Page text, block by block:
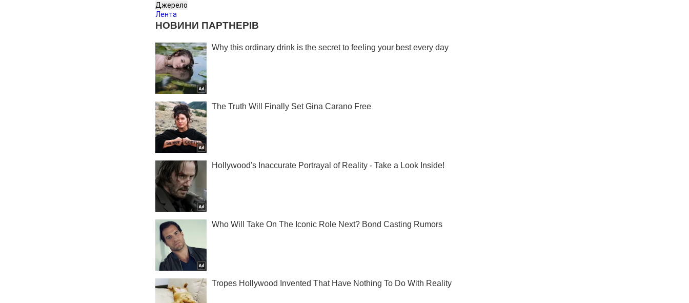
Джерело
Лента